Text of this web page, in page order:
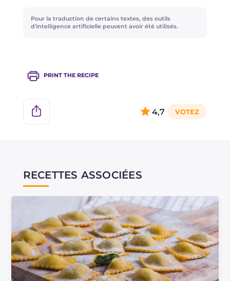
cuire dans une grande quantité d'eau salée
encore congelés.
Pour la traduction de certains textes, des outils
d'intelligence artificielle peuvent avoir été utilisés.
PRINT THE RECIPE
4,7
RECETTES ASSOCIÉES